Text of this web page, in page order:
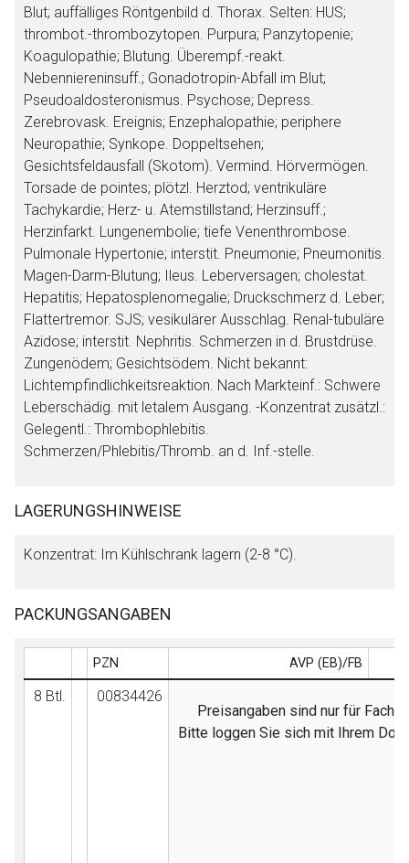
Blut; auffälliges Röntgenbild d. Thorax. Selten: HUS;
thrombot.-thrombozytopen. Purpura; Panzytopenie;
Koagulopathie; Blutung. Überempf.-reakt.
Nebenniereninsuff.; Gonadotropin-Abfall im Blut;
Pseudoaldosteronismus. Psychose; Depress.
Zerebrovask. Ereignis; Enzephalopathie; periphere
Neuropathie; Synkope. Doppeltsehen;
Gesichtsfeldausfall (Skotom). Vermind. Hörvermögen.
Torsade de pointes; plötzl. Herztod; ventrikuläre
Tachykardie; Herz- u. Atemstillstand; Herzinsuff.;
Herzinfarkt. Lungenembolie; tiefe Venenthrombose.
Pulmonale Hypertonie; interstit. Pneumonie; Pneumonitis.
Magen-Darm-Blutung; Ileus. Leberversagen; cholestat.
Hepatitis; Hepatosplenomegalie; Druckschmerz d. Leber;
Flattertremor. SJS; vesikulärer Ausschlag. Renal-tubuläre
Azidose; interstit. Nephritis. Schmerzen in d. Brustdrüse.
Zungenödem; Gesichtsödem. Nicht bekannt:
Lichtempfindlichkeitsreaktion. Nach Markteinf.: Schwere
Leberschädig. mit letalem Ausgang. -Konzentrat zusätzl.:
Gelegentl.: Thrombophlebitis.
Schmerzen/Phlebitis/Thromb. an d. Inf.-stelle.
LAGERUNGSHINWEISE
Konzentrat: Im Kühlschrank lagern (2-8 °C).
PACKUNGSANGABEN
PZN AVP (EB)/FB
8 Btl.
00834426
Preisangaben sind nur für
Bitte loggen Sie sich mit Ihrem